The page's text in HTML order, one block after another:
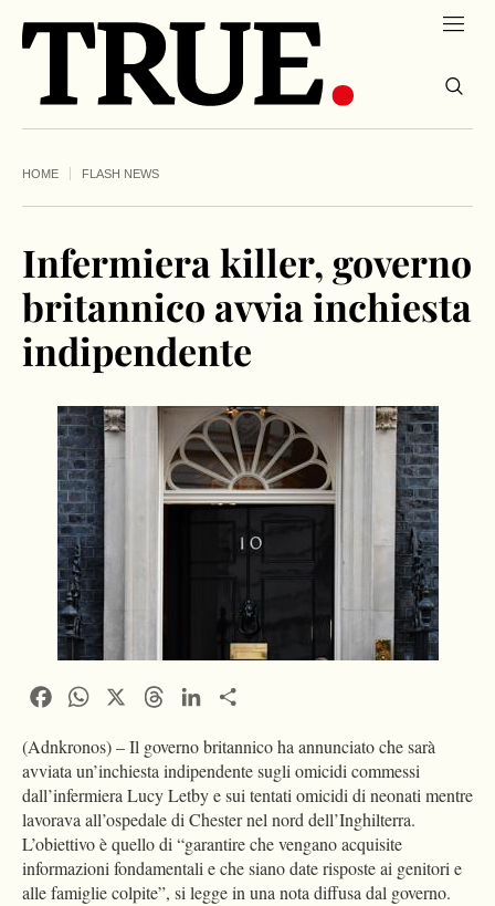
HOME FLASH NEWS
Infermiera killer, governo
britannico avvia inchiesta
indipendente
FacebookWhatsApp ThreadsLinkedIn
(Adnkronos) – Il governo britannico ha annunciato che sarà
avviata un’inchiesta indipendente sugli omicidi commessi
dall’infermiera Lucy Letby e sui tentati omicidi di neonati mentre
lavorava all’ospedale di Chester nel nord dell’Inghilterra.
L’obiettivo è quello di “garantire che vengano acquisite
informazioni fondamentali e che siano date risposte ai genitori e
alle famiglie colpite”, si legge in una nota diffusa dal governo.